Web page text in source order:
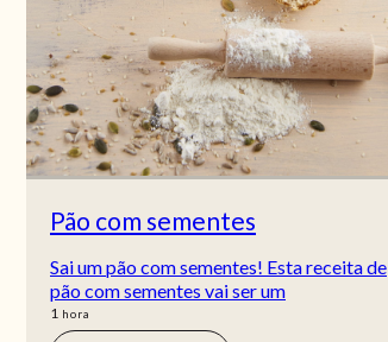
Pão com sementes
Sai um pão com sementes! Esta receita de
pão com sementes vai ser um
1 hora
hora